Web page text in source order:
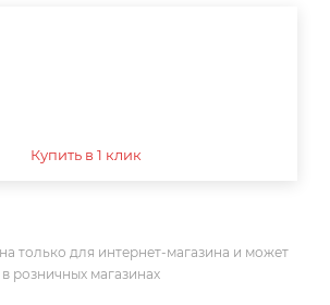
Купить в 1 клик
только для интернет-магазина и может
розничных магазинах